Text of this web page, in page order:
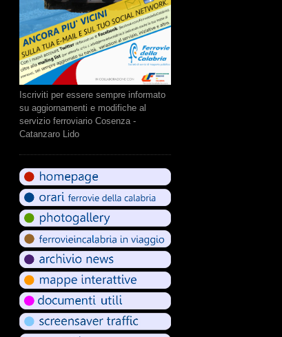
Iscriviti per essere sempre informato
su aggiornamenti e modifiche al
servizio ferroviario Cosenza -
Catanzaro Lido